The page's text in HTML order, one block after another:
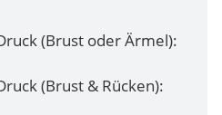
(Brust oder Ärmel):
(Brust & Rücken):